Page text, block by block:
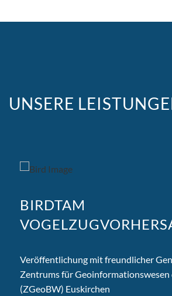
UNSERE
BIRDTAM
Veröffentlichung mit freundlicher
Zentrums für Geoinformationswesen
(ZGeoBW) Euskirchen